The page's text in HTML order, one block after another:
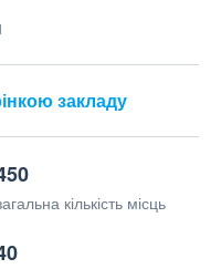
закладу
кількість місць